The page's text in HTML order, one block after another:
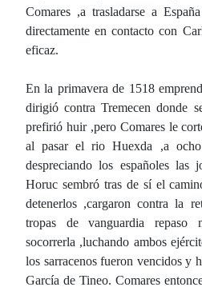
Comares ,a trasladarse a
directamente en contacto con
eficaz.
En la primavera de 1518
dirigió contra Tremecen donde
prefirió huir ,pero Comares le
al pasar el rio Huexda ,a
despreciando los españoles las
Horuc sembró tras de sí el
detenerlos ,cargaron contra la
tropas de vanguardia repaso
socorrerla ,luchando ambos
los sarracenos fueron vencidos y
García de Tineo. Comares